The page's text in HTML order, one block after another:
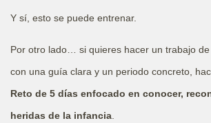
Y sí, esto se puede entrenar.
Por otro lado… si quieres hacer un trabajo
con una guía clara y un periodo concreto,
Reto de 5 días enfocado en conocer,
heridas de la infancia.